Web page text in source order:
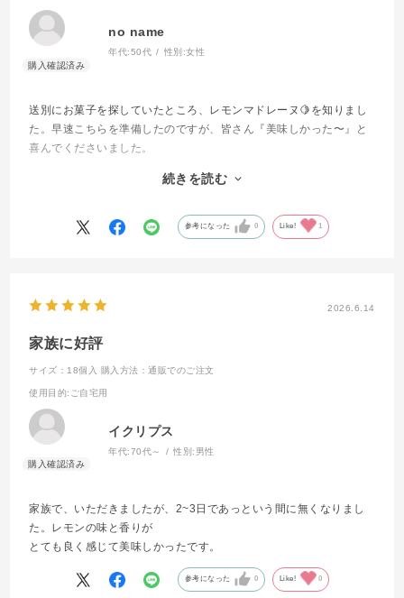
no name
年代:50代 性別:女性
送別にお菓子を探していたところ、レモンマドレーヌ🍋を知りまし
た。早速こちらを準備したのですが、皆さん『美味しかった〜』と
喜んでくださいました。
節限定で出ているときは、こちらも良いなぁと思っているところで
続きを読む
参考になった 0 Like! 1
2026.6.14
家族に好評
サイズ：18個入 購入方法：通販でのご注文
使用目的:ご自宅用
イクリプス
年代:70代～ 性別: 男性
家族で、いただきましたが、2~3日であっという間に無くなりまし
た。レモンの味と香りが
とても良く感じて美味しかったです。
参考になった 0 Like! 0